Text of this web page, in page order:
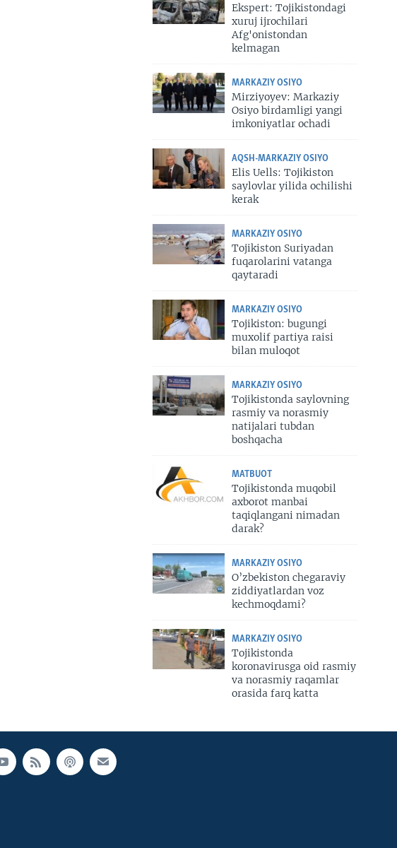
Ekspert: Tojikistondagi
xuruj ijrochilari
Afg'onistondan
kelmagan
MARKAZIY OSIYO
Mirziyoyev: Markaziy
Osiyo birdamligi yangi
imkoniyatlar ochadi
AQSH-MARKAZIY OSIYO
Elis Uells: Tojikiston
saylovlar yilida ochilishi
kerak
MARKAZIY OSIYO
Tojikiston Suriyadan
fuqarolarini vatanga
qaytaradi
MARKAZIY OSIYO
Tojikiston: bugungi
muxolif partiya raisi
bilan muloqot
MARKAZIY OSIYO
Tojikistonda saylovning
rasmiy va norasmiy
natijalari tubdan
boshqacha
MATBUOT
Tojikistonda muqobil
axborot manbai
taqiqlangani nimadan
darak?
MARKAZIY OSIYO
O’zbekiston chegaraviy
ziddiyatlardan voz
kechmoqdami?
MARKAZIY OSIYO
Tojikistonda
koronavirusga oid rasmiy
va norasmiy raqamlar
orasida farq katta